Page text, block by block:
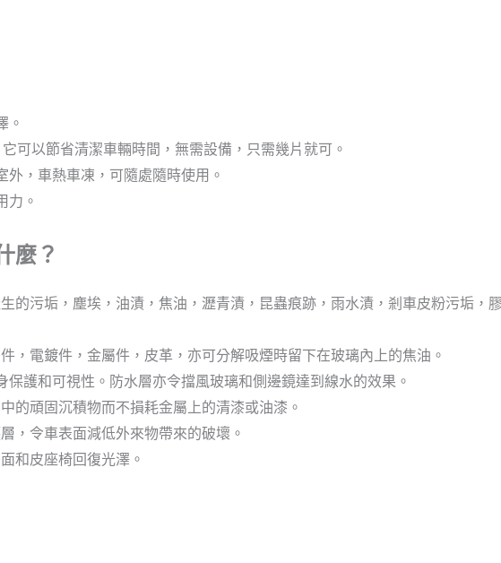
。
可以節省清潔車輛時間，無需設備，只需幾片就可。
，車熱車凍，可隨處隨時使用。
力。
麼？
的污垢，塵埃，油漬，焦油，瀝青漬，昆蟲痕跡，雨水漬，剎車皮粉污垢，
，電鍍件，金屬件，皮革，亦可分解吸煙時留下在玻璃內上的焦油。
護和可視性。防水層亦令擋風玻璃和側邊鏡達到線水的效果。
的頑固沉積物而不損耗金屬上的清漆或油漆。
，令車表面減低外來物帶來的破壞。
和皮座椅回復光澤。